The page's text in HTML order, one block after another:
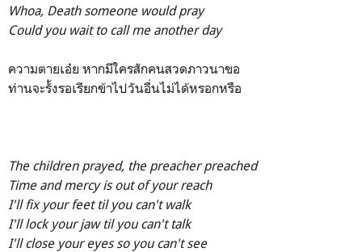
Whoa, Death someone would pray
Could you wait to call me another day
ความตายเอ๋ย หากมีใครสักคนสวดภาวนาขอ
ท่านจะรั้งรอเรียกข้าไปวันอื่นไม่ได้หรอกหรือ
The children prayed, the preacher preached
Time and mercy is out of your reach
I'll fix your feet til you can't walk
I'll lock your jaw til you can't talk
I'll close your eyes so you can't see